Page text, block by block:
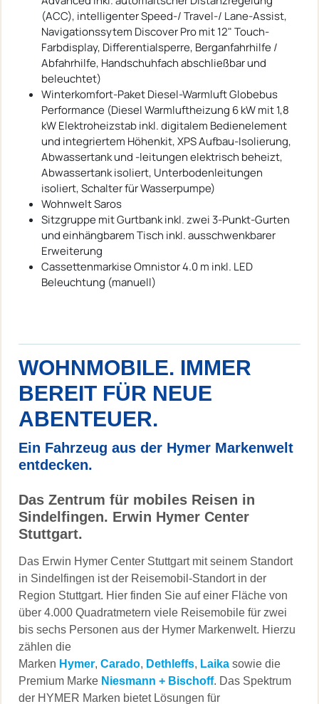
(ACC), intelligenter Speed-/ Travel-/ Lane-Assist,
Navigationssytem Discover Pro mit 12" Touch-
Farbdisplay, Differentialsperre, Berganfahrhilfe /
Abfahrhilfe, Handschuhfach abschließbar und
beleuchtet)
Winterkomfort-Paket Diesel-Warmluft Globebus
Performance (Diesel Warmluftheizung 6 kW mit 1,8
kW Elektroheizstab inkl. digitalem Bedienelement
und integriertem Höhenkit, XPS Aufbau-Isolierung,
Abwassertank und -leitungen elektrisch beheizt,
Abwassertank isoliert, Unterbodenleitungen
isoliert, Schalter für Wasserpumpe)
Wohnwelt Saros
Sitzgruppe mit Gurtbank inkl. zwei 3-Punkt-Gurten
und einhängbarem Tisch inkl. ausschwenkbarer
Erweiterung
Cassettenmarkise Omnistor 4.0 m inkl. LED
Beleuchtung (manuell)
WOHNMOBILE. IMMER
BEREIT FÜR NEUE
ABENTEUER.
Ein Fahrzeug aus der Hymer Markenwelt
entdecken.
Das Zentrum für mobiles Reisen in
Sindelfingen. Erwin Hymer Center
Stuttgart.
Das Erwin Hymer Center Stuttgart mit seinem Standort
in Sindelfingen ist der Reisemobil-Standort in der
Region Stuttgart. Hier finden Sie auf einer Fläche von
über 4.000 Quadratmetern viele Reisemobile für zwei
bis sechs Personen aus der Hymer Markenwelt. Hierzu
zählen die
Marken Hymer, Carado, Dethleffs, Laika sowie die
Premium Marke Niesmann + Bischoff. Das Spektrum
der HYMER Marken bietet Lösungen für